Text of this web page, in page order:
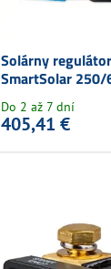
Solárny
SmartSolar 250/
Do 2 až 7 dní
405,41 €